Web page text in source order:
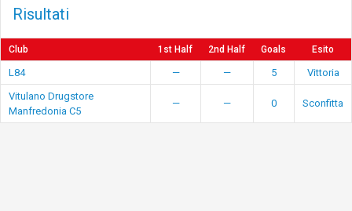
Risultati
Club 1st Half 2nd Half Goals Esito
L84 — — 5
Vittoria
Vitulano Drugstore
Manfredonia C5
— — 0 Sconfitta